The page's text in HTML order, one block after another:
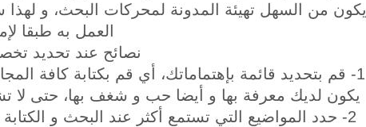
يكون من السهل تهيئة المدونة لمحركات البحث، و
العمل به طبقا
نصائح عند تحديد
1- قم بتحديد قائمة بإهتماماتك، أي قم بكتابة كافة
يكون لديك معرفة بها و أيضا حب و شغف بها، حتى لا
2- حدد المواضيع التي تستمع أكثر عند البحث و